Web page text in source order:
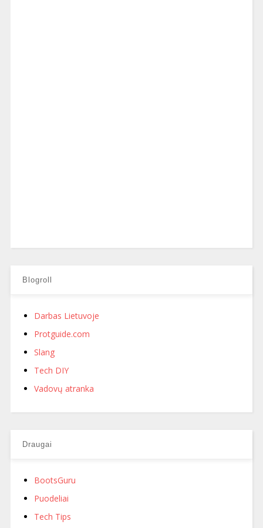
Blogroll
Darbas Lietuvoje
Protguide.com
Slang
Tech DIY
Vadovų atranka
Draugai
BootsGuru
Puodeliai
Tech Tips